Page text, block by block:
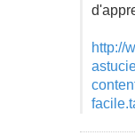
http://